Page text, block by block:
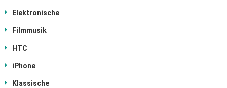
Elektronische
Filmmusik
HTC
iPhone
Klassische